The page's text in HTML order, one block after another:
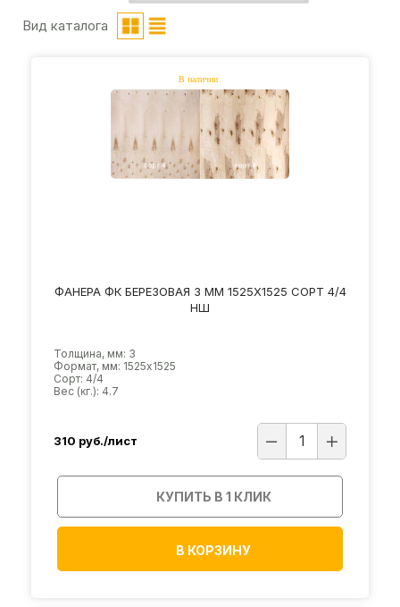
Вид каталога
ФАНЕРА ФК БЕРЕЗОВАЯ 3 ММ 1525Х1525 СОРТ 4/4
НШ
Толщина, мм: 3
Формат, мм: 1525х1525
Сорт: 4/4
Вес (кг.): 4.7
310 руб./лист
КУПИТЬ В 1 КЛИК
В КОРЗИНУ